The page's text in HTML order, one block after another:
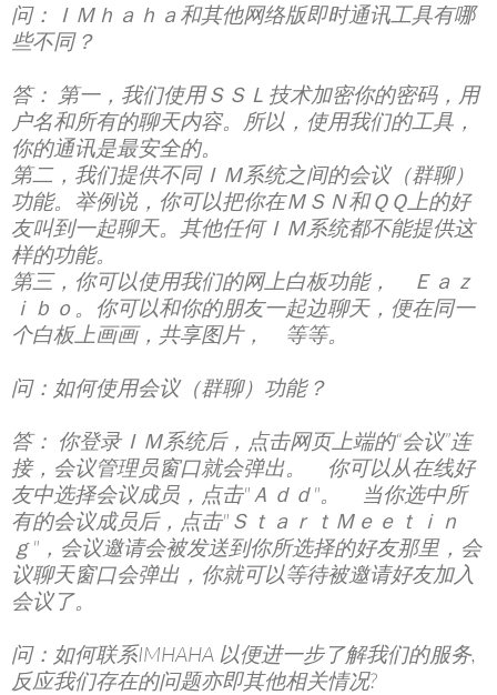
问：ＩＭｈａｈａ和其他网络版即时通讯工具有哪
些不同？
答： 第一，我们使用ＳＳＬ技术加密你的密码，用
户名和所有的聊天内容。所以，使用我们的工具，
你的通讯是最安全的。
第二，我们提供不同ＩＭ系统之间的会议（群聊）
功能。举例说，你可以把你在ＭＳＮ和ＱＱ上的好
友叫到一起聊天。其他任何ＩＭ系统都不能提供这
样的功能。
第三，你可以使用我们的网上白板功能， Ｅａｚ
ｉｂｏ。你可以和你的朋友一起边聊天，便在同一
个白板上画画，共享图片， 等等。
问：如何使用会议（群聊）功能？
答： 你登录ＩＭ系统后，点击网页上端的“会议”连
接，会议管理员窗口就会弹出。 你可以从在线好
友中选择会议成员，点击"Ａｄｄ"。 当你选中所
有的会议成员后，点击"ＳｔａｒｔＭｅｅｔｉｎ
ｇ"，会议邀请会被发送到你所选择的好友那里，会
议聊天窗口会弹出，你就可以等待被邀请好友加入
会议了。
问：如何联系IMHAHA 以便进一步了解我们的服务,
反应我们存在的问题亦即其他相关情况?